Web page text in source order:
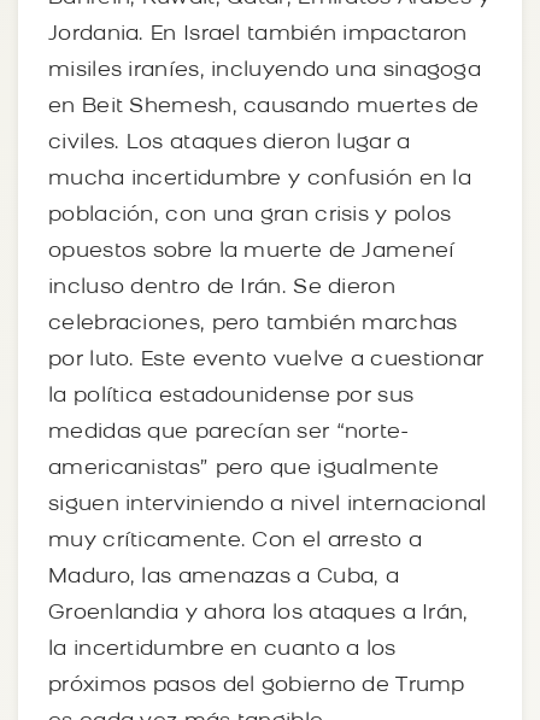
Jordania. En Israel también impactaron
misiles iraníes, incluyendo una sinagoga
en Beit Shemesh, causando muertes de
civiles. Los ataques dieron lugar a
mucha incertidumbre y confusión en la
población, con una gran crisis y polos
opuestos sobre la muerte de Jameneí
incluso dentro de Irán. Se dieron
celebraciones, pero también marchas
por luto. Este evento vuelve a cuestionar
la política estadounidense por sus
medidas que parecían ser “norte-
americanistas” pero que igualmente
siguen interviniendo a nivel internacional
muy críticamente. Con el arresto a
Maduro, las amenazas a Cuba, a
Groenlandia y ahora los ataques a Irán,
la incertidumbre en cuanto a los
próximos pasos del gobierno de Trump